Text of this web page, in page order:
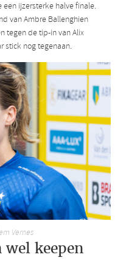
ijzersterke halve finale.
van Ambre Ballenghien
tegen de tip-in van Alix
stick nog tegenaan.
Vernes
wel keepen